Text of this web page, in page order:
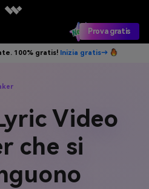
Prova gratis
100% gratis! Inizia gratis→
Video
che si